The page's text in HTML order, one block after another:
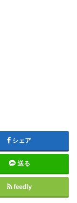
シェア
送る
feedly